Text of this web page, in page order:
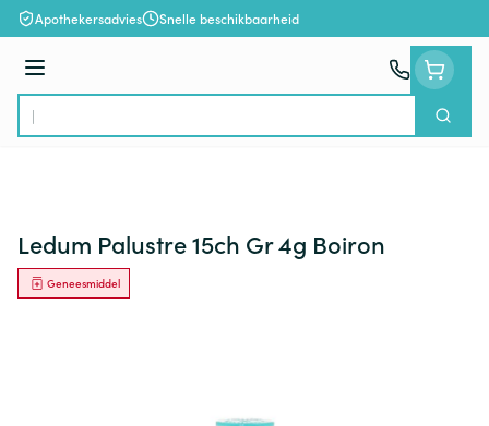
Ga naar de inhoud
Apothekersadvies Snelle beschikbaarheid
Menu
Product, merk, categorie...
Zoek
Ledum Palustre 15ch Gr 4g Boiron
Geneesmiddel